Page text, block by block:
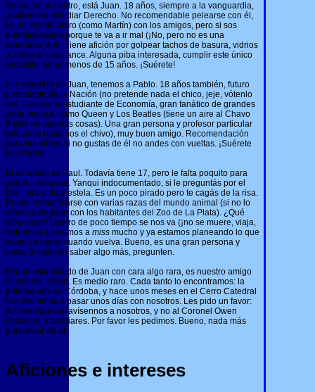
Arriba, en el centro, está Juan. 18 años, siempre a la vanguardia,
aspirante a estudiar Derecho. No recomendable pelearse con él,
es un tipo de fierro (como Martín) con los amigos, pero si sos
enemigo rajale porque te va a ir mal (¡No, pero no es una
amenaza, eh!). Tiene afición por golpear tachos de basura, vidrios
y afines a su alcance. Alguna piba interesada, cumplir este único
requisito: tener menos de 15 años. ¡Suérete!
A la derecha de Juan, tenemos a Pablo. 18 años también, futuro
presidente de la Nación (no pretende nada el chico, jeje, vótenlo
eh). Por ahora estudiante de Economía, gran fanático de grandes
de la musica, como Queen y Los Beatles (tiene un aire al Chavo
Fucks en algunas cosas). Una gran persona y profesor particular
(después pasamos el chivo), muy buen amigo. Recomendación
para las niñas: si no gustas de él no andes con vueltas. ¡Suérete
con Pablo!
El de abajo es Paul. Todavía tiene 17, pero le falta poquito para
poder ir en cana. Yanqui indocumentado, si le preguntás por el
DNI llora o deja estela. Es un poco pirado pero te cagás de la risa.
Puede comunicarse con varias razas del mundo animal (si no lo
creen averigüen con los habitantes del Zoo de La Plata). ¿Qué
más decir? Dentro de poco tiempo se nos va (¡no se muere, viaja,
boludos!). Lo vamos a miss mucho y ya estamos planeando lo que
vamos a hacer cuando vuelva. Bueno, es una gran persona y
nada, si quieren saber algo más, pregunten.
El que esta al lado de Juan con cara algo rara, es nuestro amigo
ocasional Taken. Es medio raro. Cada tanto lo encontramos: la
primera vez en Córdoba, y hace unos meses en el Cerro Catedral
y lo invitamos a pasar unos días con nosotros. Les pido un favor:
si lo ven por ahí avísennos a nosotros, y no al Coronel Owen
Crawford o familiares. Por favor les pedimos. Bueno, nada más
para decir de él.
Aficiones e intereses